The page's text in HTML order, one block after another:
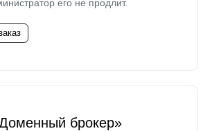
его не продлит.
брокер»